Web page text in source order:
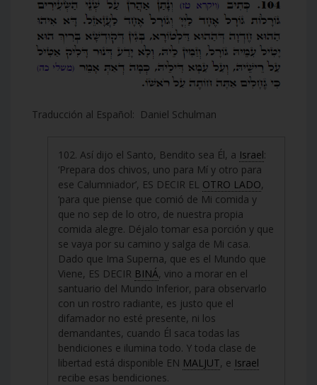
Traducción al Español: Daniel Schulman
102. Así dijo el Santo, Bendito sea Él, a Israel:
‘Prepara dos chivos, uno para Mí y otro para
ese Calumniador’, ES DECIR EL OTRO LADO,
‘para que piense que comió de Mi comida y
que no sep de lo otro, de nuestra propia
comida alegre. Déjalo tomar esa porción y que
se vaya por su camino y salga de Mi casa.
Dado que Ima Superna, que es el Mundo que
Viene, ES DECIR BINÁ, vino a morar en el
santuario del Mundo Inferior, para observarlo
con un rostro radiante, es justo que el
difamador no esté presente, ni los
demandantes, cuando Él saca todas las
bendiciones e ilumina todo. Y toda clase de
libertad está disponible EN MALJUT, e Israel
recibe esas bendiciones.